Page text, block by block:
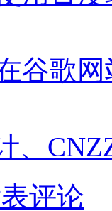
谷歌
、
评论